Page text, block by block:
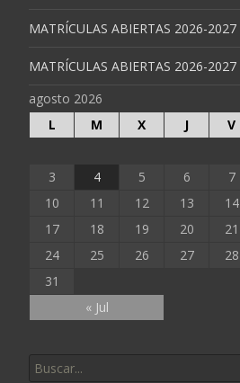
MATRÍCULAS ABIERTAS 2026-2027
MATRÍCULAS ABIERTAS 2026-2027
agosto 2026
L
M X J V
« Jul
3
4 5 6 7
10
11 12 13 14
17
18 19 20 21
24
25 26 27 28
31